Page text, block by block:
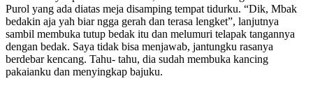
Purol yang ada diatas meja disamping tempat tidurku. “Dik, Mbak
bedakin aja yah biar ngga gerah dan terasa lengket”, lanjutnya
sambil membuka tutup bedak itu dan melumuri telapak tangannya
dengan bedak. Saya tidak bisa menjawab, jantungku rasanya
berdebar kencang. Tahu- tahu, dia sudah membuka kancing
pakaianku dan menyingkap bajuku.